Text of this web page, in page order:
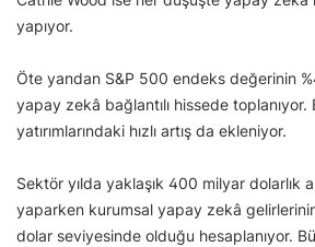
yapıyor.
Öte yandan S&P 500 endeks değerinin
yapay zekâ bağlantılı hissede
yatırımlarındaki hızlı artış da ekleniyor.
Sektör yılda yaklaşık 400 milyar dolarlık
yaparken kurumsal yapay zekâ
dolar seviyesinde olduğu hesaplanıyor.